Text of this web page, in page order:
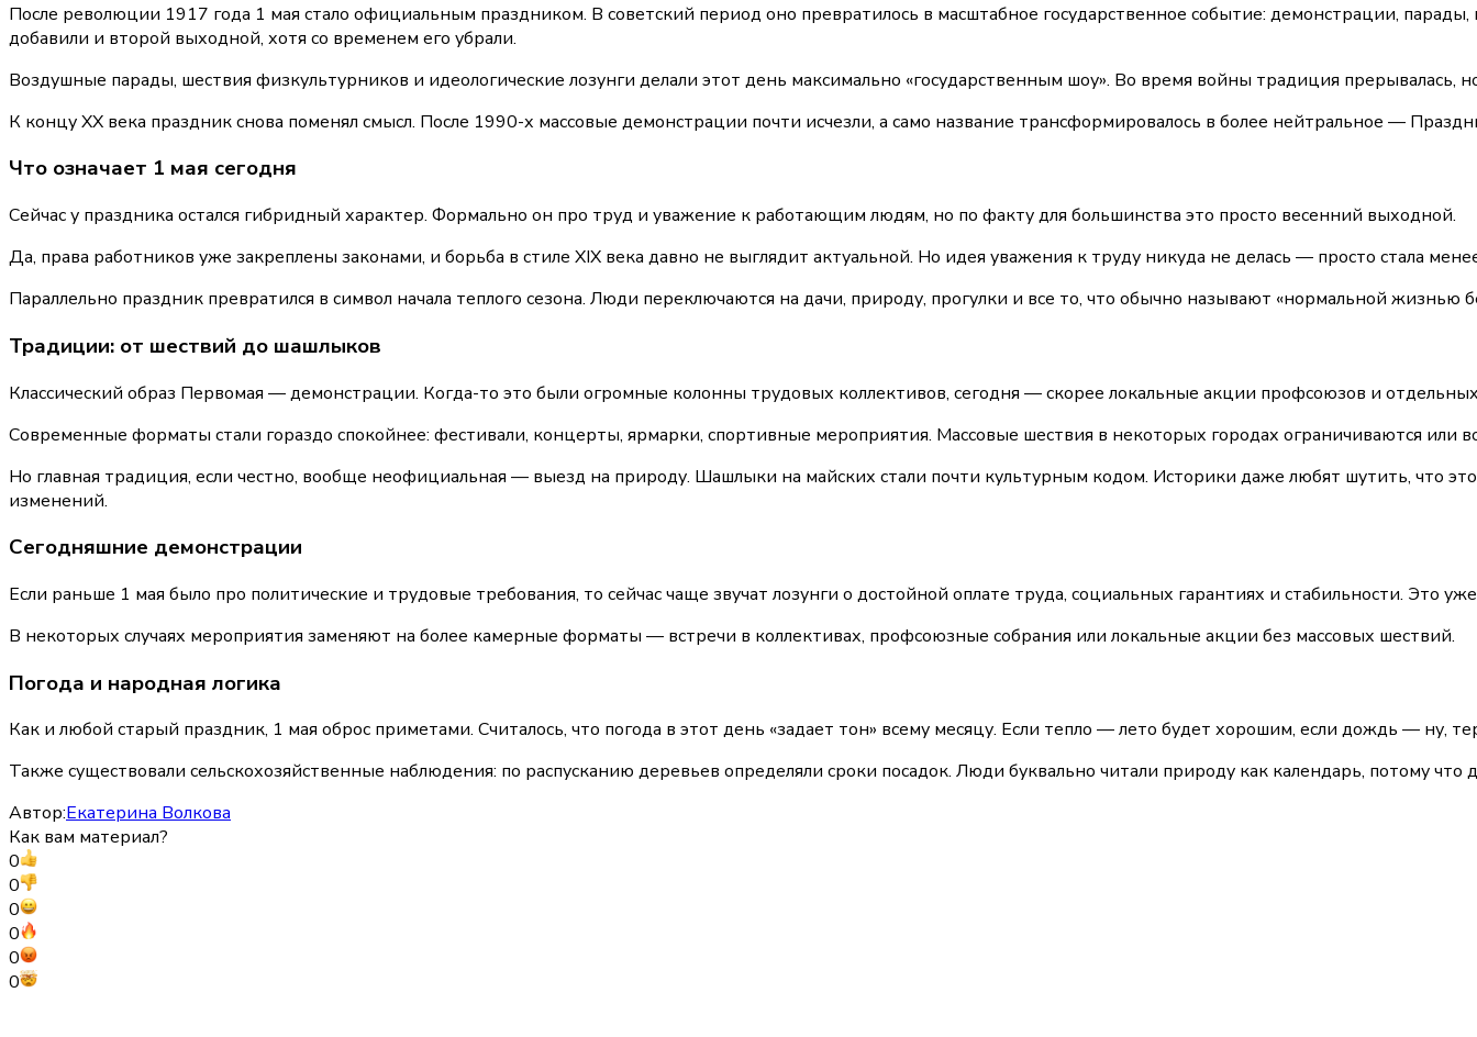
После революции 1917 года 1 мая стало официальным праздником. В советский период оно превратилось в масштабное государственное событие: демонстрации,
добавили и второй выходной, хотя со временем его убрали.
Воздушные парады, шествия физкультурников и идеологические лозунги делали этот день максимально «государственным шоу». Во время войны традиция прерывалась,
К концу XX века праздник снова поменял смысл. После 1990-х массовые демонстрации почти исчезли, а само название трансформировалось в более нейтральное —
Что означает 1 мая сегодня
Сейчас у праздника остался гибридный характер. Формально он про труд и уважение к работающим людям, но по факту для большинства это просто весенний выходной.
Да, права работников уже закреплены законами, и борьба в стиле XIX века давно не выглядит актуальной. Но идея уважения к труду никуда не делась — просто стала
Параллельно праздник превратился в символ начала теплого сезона. Люди переключаются на дачи, природу, прогулки и все то, что обычно называют «нормальной жизнью
Традиции: от шествий до шашлыков
Классический образ Первомая — демонстрации. Когда-то это были огромные колонны трудовых коллективов, сегодня — скорее локальные акции профсоюзов и
Современные форматы стали гораздо спокойнее: фестивали, концерты, ярмарки, спортивные мероприятия. Массовые шествия в некоторых городах ограничиваются или
Но главная традиция, если честно, вообще неофициальная — выезд на природу. Шашлыки на майских стали почти культурным кодом. Историки даже любят шутить, что
изменений.
Сегодняшние демонстрации
Если раньше 1 мая было про политические и трудовые требования, то сейчас чаще звучат лозунги о достойной оплате труда, социальных гарантиях и стабильности. Это
В некоторых случаях мероприятия заменяют на более камерные форматы — встречи в коллективах, профсоюзные собрания или локальные акции без массовых шествий.
Погода и народная логика
Как и любой старый праздник, 1 мая оброс приметами. Считалось, что погода в этот день «задает тон» всему месяцу. Если тепло — лето будет хорошим, если дождь — ну,
Также существовали сельскохозяйственные наблюдения: по распусканию деревьев определяли сроки посадок. Люди буквально читали природу как календарь, потому что
Автор:Екатерина Волкова
Как вам материал?
0
0
0
0
0
0